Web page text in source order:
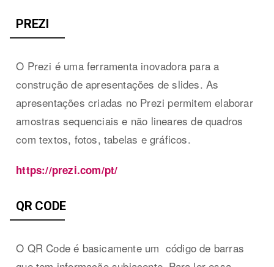
PREZI
O Prezi é uma ferramenta inovadora para a
construção de apresentações de slides. As
apresentações criadas no Prezi permitem elaborar
amostras sequenciais e não lineares de quadros
com textos, fotos, tabelas e gráficos.
https://prezi.com/pt/
QR CODE
O QR Code é basicamente um código de barras